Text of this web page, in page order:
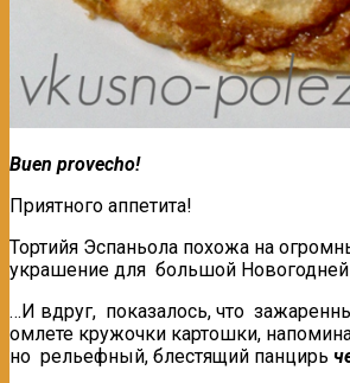
Buen provecho!
Приятного аппетита!
Тортийя Эспаньола похожа на
украшение для большой Новогодней
…И вдруг, показалось, что
омлете кружочки картошки,
но рельефный, блестящий панцирь